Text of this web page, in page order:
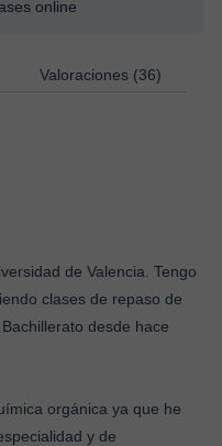
online
Valoraciones (36)
de Valencia. Tengo
clases de repaso de
desde hace
orgánica ya que he
y de